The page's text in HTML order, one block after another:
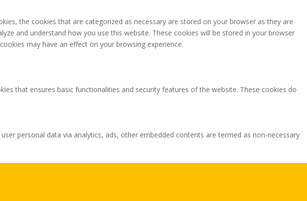
the cookies that are categorized as necessary are stored on your browser as they are
and understand how you use this website. These cookies will be stored in your browser
may have an effect on your browsing experience.
that ensures basic functionalities and security features of the website. These cookies do
personal data via analytics, ads, other embedded contents are termed as non-necessary